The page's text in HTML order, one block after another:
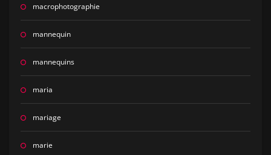
macrophotographie
mannequin
mannequins
maria
mariage
marie